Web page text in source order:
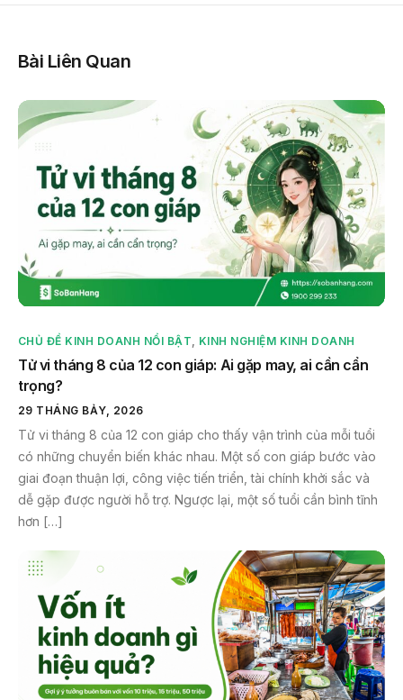
Bài Liên Quan
CHỦ ĐỀ KINH DOANH NỔI BẬT KINH NGHIỆM KINH DOANH
Tử vi tháng 8 của 12 con giáp: Ai gặp may, ai cần cẩn
trọng?
29 THÁNG BẢY, 2026
Tử vi tháng 8 của 12 con giáp cho thấy vận trình của mỗi tuổi
có những chuyển biến khác nhau. Một số con giáp bước vào
giai đoạn thuận lợi, công việc tiến triển, tài chính khởi sắc và
dễ gặp được người hỗ trợ. Ngược lại, một số tuổi cần bình tĩnh
hơn […]